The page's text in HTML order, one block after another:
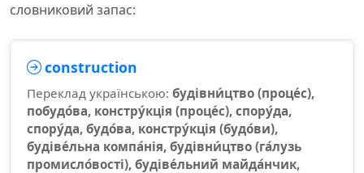
словниковий запас:
construction
Переклад українською: будівни́цтво (проце́с),
побудо́ва, констру́кція (проце́с), спору́да,
спору́да, будо́ва, констру́кція (будо́ви),
будіве́льна компа́нія, будівни́цтво (га́лузь
промисло́вості), будіве́льний майда́нчик,